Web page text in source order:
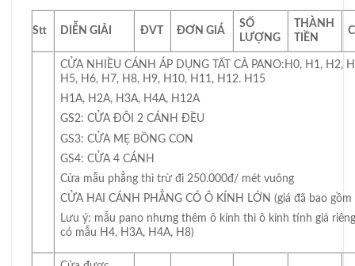
Stt DIỄN GIẢI ĐVT ĐƠN GIÁ
SỐ
LƯỢNG
THÀNH
TIỀN
CỬA NHIỀU CÁNH ÁP DỤNG TẤT CẢ PANO:H0, H1, H2,
H5, H6, H7, H8, H9, H10, H11, H12. H15
H1A, H2A, H3A, H4A, H12A
GS2: CỬA ĐÔI 2 CÁNH ĐỀU
GS3: CỬA MẸ BỒNG CON
GS4: CỬA 4 CÁNH
Cửa mẫu phẳng thì trừ đi 250.000đ/ mét vuông
CỬA HAI CÁNH PHẲNG CÓ Ô KÍNH LỚN (giá đã bao gồm
Lưu ý: mẫu pano nhưng thêm ô kính thì ô kính tính giá
có mẫu H4, H3A, H4A, H8)